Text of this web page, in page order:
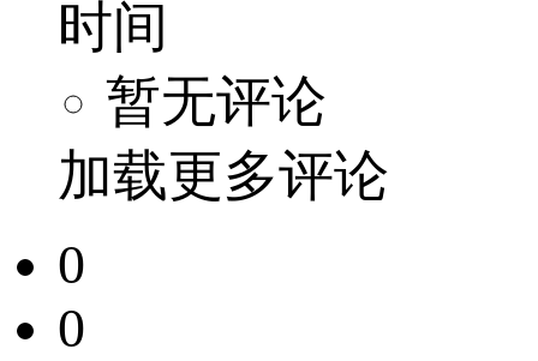
时间
暂无评论
加载更多评论
0
0